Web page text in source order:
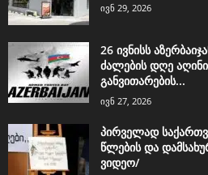
ივნ 29, 2026
26 ივნისს
ძალების დღე
განვითარების...
ივნ 27, 2026
პირველად
წლების და
ვიდეო/